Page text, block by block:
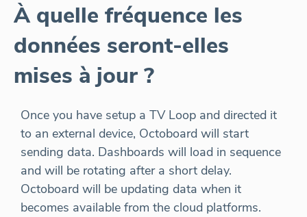
À quelle fréquence les
données seront-elles
mises à jour ?
Once you have setup a TV Loop and directed it
to an external device, Octoboard will start
sending data. Dashboards will load in sequence
and will be rotating after a short delay.
Octoboard will be updating data when it
becomes available from the cloud platforms.